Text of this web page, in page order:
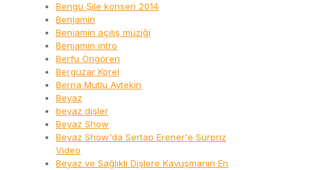
Bengü Şile konseri 2014
Benjamin
Benjamin açılış müziği
Benjamin intro
Berfu Öngören
Bergüzar Korel
Berna Mutlu Aytekin
Beyaz
beyaz dişler
Beyaz Show
Beyaz Show'da Sertap Erener'e Sürpriz
Video
Beyaz ve Sağlıklı Dişlere Kavuşmanın En